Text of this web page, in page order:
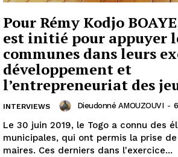
Pour Rémy Kodjo
est initié pour appuyer
communes dans leurs
développement et
l’entrepreneuriat des
INTERVIEWS Dieudonné AMOUZOUVI -
Le 30 juin 2019, le Togo a connu des
municipales, qui ont permis la prise
maires. Ces derniers dans l'exercice...